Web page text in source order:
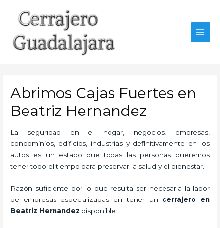
contenido
Abrimos Cajas Fuertes en
Beatriz Hernandez
La seguridad en el hogar, negocios, empresas,
condominios, edificios, industrias y definitivamente en los
autos es un estado que todas las personas queremos
tener todo el tiempo para preservar la salud y el bienestar.
Razón suficiente por lo que resulta ser necesaria la labor
de empresas especializadas en tener un cerrajero en
Beatriz Hernandez disponible.